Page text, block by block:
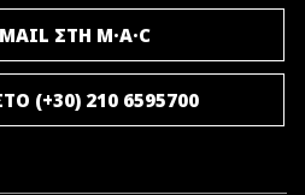
ΣΤΗ M·A·C
(+30) 210 6595700